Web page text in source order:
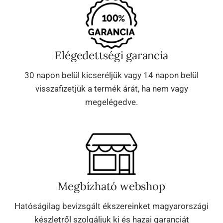
Elégedettségi garancia
30 napon belül kicseréljük vagy 14 napon belül
visszafizetjük a termék árát, ha nem vagy
megelégedve.
Megbízható webshop
Hatóságilag bevizsgált ékszereinket magyarországi
készletről szolgáljuk ki és hazai garanciát